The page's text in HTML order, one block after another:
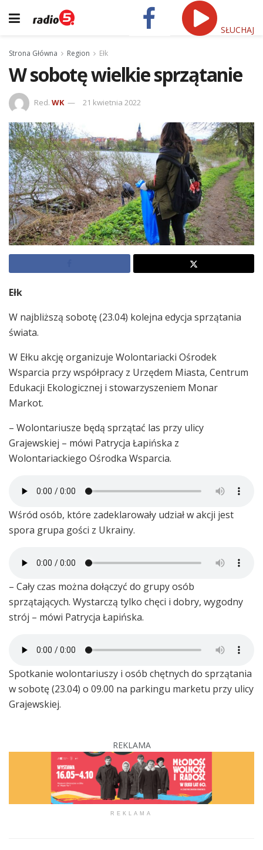
SŁUCHAJ
Strona Główna Region Ełk
W sobotę wielkie sprzątanie
Red. WK 21 kwietnia 2022
Ełk
W najbliższą sobotę (23.04) kolejna edycja sprzątania
świata.
W Ełku akcję organizuje Wolontariacki Ośrodek
Wsparcia przy współpracy z Urzędem Miasta, Centrum
Edukacji Ekologicznej i stowarzyszeniem Monar
Markot.
– Wolontariusze będą sprzątać las przy ulicy
Grajewskiej – mówi Patrycja Łapińska z
Wolontariackiego Ośrodka Wsparcia.
Wśród osób, które zadeklarowały udział w akcji jest
spora grupa gości z Ukrainy.
– Cały czas można dołączyć do grupy osób
sprzątających. Wystarczą tylko chęci i dobry, wygodny
strój – mówi Patrycja Łapińska.
Spotkanie wolontariuszy i osób chętnych do sprzątania
w sobotę (23.04) o 09.00 na parkingu marketu przy ulicy
Grajewskiej.
REKLAMA
REKLAMA